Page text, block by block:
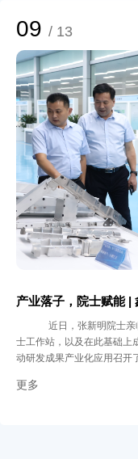
信息披露方面，公司严格遵
机制。通过多元化平台与方
度，努力构建长期稳定的投
化，上市公司治理质量已成
强化治理体系建设，对内持
构建透明、互信的投资者关
共同推动中国上市公司治理
09 / 13
产业落子，院士赋能 |
近日，张新明院士
士工作站，以及在此基础上
动研发成果产业化应用召开
议题进行了深入探讨，为鑫
更多